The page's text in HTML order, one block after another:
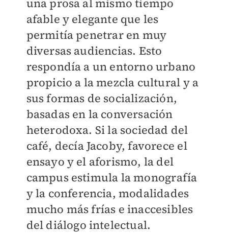
una prosa al mismo tiempo
afable y elegante que les
permitía penetrar en muy
diversas audiencias. Esto
respondía a un entorno urbano
propicio a la mezcla cultural y a
sus formas de socialización,
basadas en la conversación
heterodoxa. Si la sociedad del
café, decía Jacoby, favorece el
ensayo y el aforismo, la del
campus estimula la monografía
y la conferencia, modalidades
mucho más frías e inaccesibles
del diálogo intelectual.